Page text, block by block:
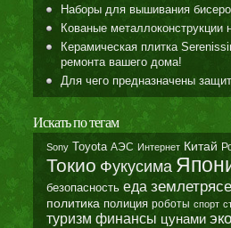
Наборы для вышивания
Кованые металлоконструкции
Керамическая плитка
ремонта вашего дома!
Для чего предназначены
Искать по тегам
Sony Toyota АЭС Интернет Китай
Токио Фукусима
безопасность еда
политика полиция роботы спорт
туризм финансы цунами